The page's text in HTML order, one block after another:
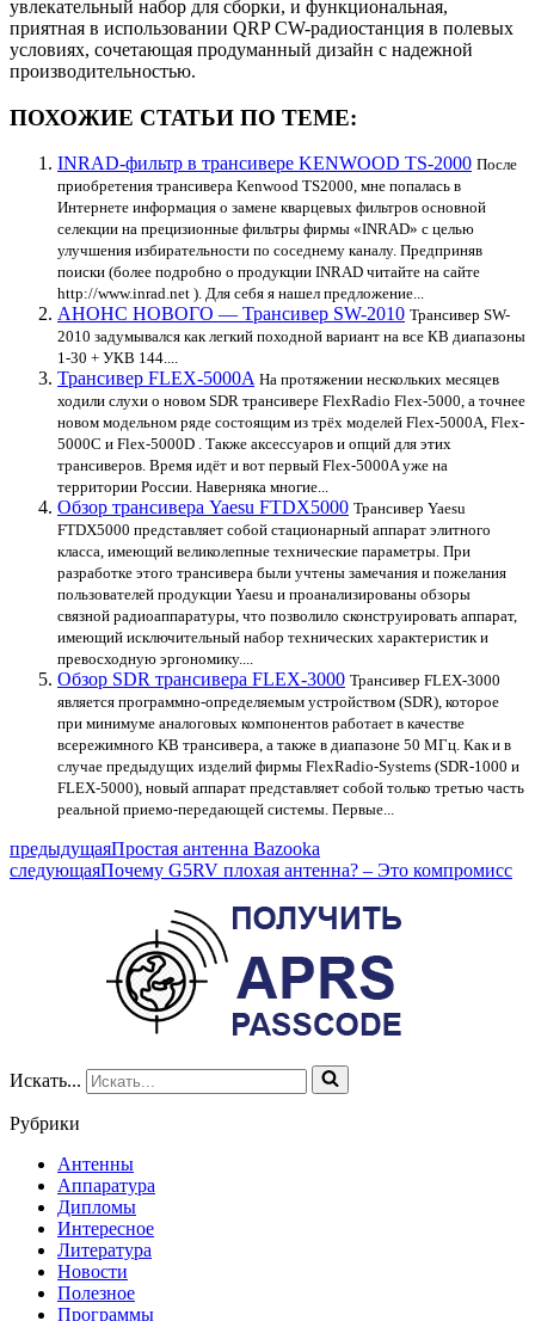
увлекательный набор для сборки, и функциональная,
приятная в использовании QRP CW-радиостанция в полевых
условиях, сочетающая продуманный дизайн с надежной
производительностью.
ПОХОЖИЕ СТАТЬИ ПО ТЕМЕ:
INRAD-фильтр в трансивере KENWOOD TS-2000 После
приобретения трансивера Kenwood TS2000, мне попалась в
Интернете информация о замене кварцевых фильтров основной
селекции на прецизионные фильтры фирмы «INRAD» с целью
улучшения избирательности по соседнему каналу. Предприняв
поиски (более подробно о продукции INRAD читайте на сайте
http://www.inrad.net ). Для себя я нашел предложение...
АНОНС НОВОГО — Трансивер SW-2010 Трансивер SW-
2010 задумывался как легкий походной вариант на все КВ диапазоны
1-30 + УКВ 144....
Трансивер FLEX-5000A На протяжении нескольких месяцев
ходили слухи о новом SDR трансивере FlexRadio Flex-5000, а точнее
новом модельном ряде состоящим из трёх моделей Flex-5000A, Flex-
5000C и Flex-5000D . Также аксессуаров и опций для этих
трансиверов. Время идёт и вот первый Flex-5000A уже на
территории России. Наверняка многие...
Обзор трансивера Yaesu FTDX5000 Трансивер Yaesu
FTDX5000 представляет собой стационарный аппарат элитного
класса, имеющий великолепные технические параметры. При
разработке этого трансивера были учтены замечания и пожелания
пользователей продукции Yaesu и проанализированы обзоры
связной радиоаппаратуры, что позволило сконструировать аппарат,
имеющий исключительный набор технических характеристик и
превосходную эргономику....
Обзор SDR трансивера FLEX-3000 Трансивер FLEX-3000
является программно-определяемым устройством (SDR), которое
при минимуме аналоговых компонентов работает в качестве
всережимного KB трансивера, а также в диапазоне 50 МГц. Как и в
случае предыдущих изделий фирмы FlexRadio-Systems (SDR-1000 и
FLEX-5000), новый аппарат представляет собой только третью часть
реальной приемо-передающей системы. Первые...
предыдущаяПростая антенна Bazooka
следующаяПочему G5RV плохая антенна? – Это компромисс
Искать...
Рубрики
Антенны
Аппаратура
Дипломы
Интересное
Литература
Новости
Полезное
Программы